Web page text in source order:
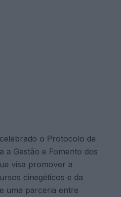
o Protocolo de
a Gestão e Fomento dos
visa promover a
cinegéticos e da
uma parceria entre